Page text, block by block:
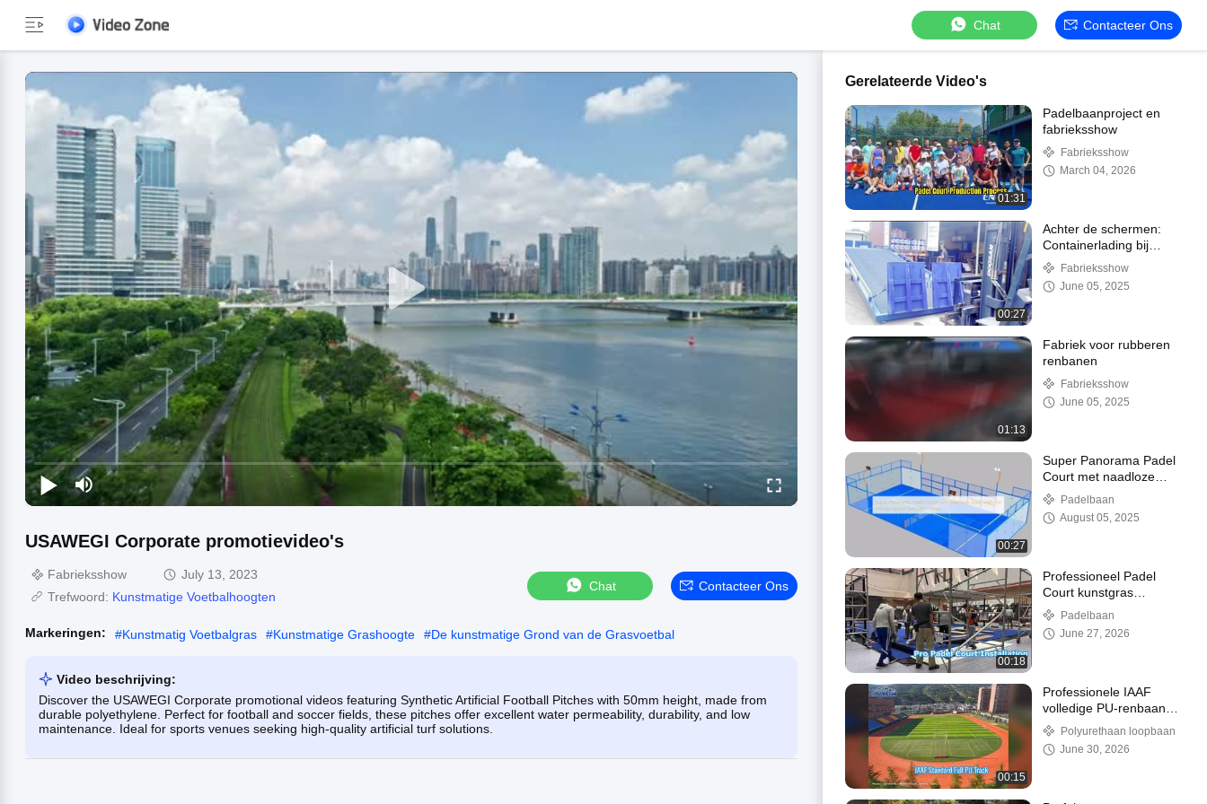
Chat Contacteer Ons
USAWEGI Corporate promotievideo's
Fabrieksshow
July 13, 2023
Trefwoord: Kunstmatige Voetbalhoogten
Chat Contacteer Ons
Markeringen: #Kunstmatig Voetbalgras #Kunstmatige Grashoogte #De kunstmatige Grond van de Grasvoetbal
Video beschrijving:
Discover the USAWEGI Corporate promotional videos featuring Synthetic Artificial Football Pitches with 50mm height, made from
durable polyethylene. Perfect for football and soccer fields, these pitches offer excellent water permeability, durability, and low
maintenance. Ideal for sports venues seeking high-quality artificial turf solutions.
Gerelateerde Video's
01:31
Padelbaanproject en
fabrieksshow
Fabrieksshow
March 04, 2026
00:27
Achter de schermen:
Containerlading bij
USAWEGI Sports
Fabrieksshow
June 05, 2025
01:13
Fabriek voor rubberen
renbanen
Fabrieksshow
June 05, 2025
00:27
Super Panorama Padel
Court met naadloze
glazen muren voor een
ononderbroken kijk van
de toeschouwer
Padelbaan
August 05, 2025
00:18
Professioneel Padel
Court kunstgras
installatieproces
Padelbaan
June 27, 2026
00:15
Professionele IAAF
volledige PU-renbaan
13 mm standaard
Polyurethaan loopbaan
June 30, 2026